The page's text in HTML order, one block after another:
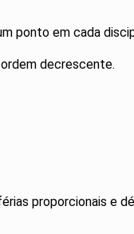
ponto em cada
decrescente.
proporcionais e